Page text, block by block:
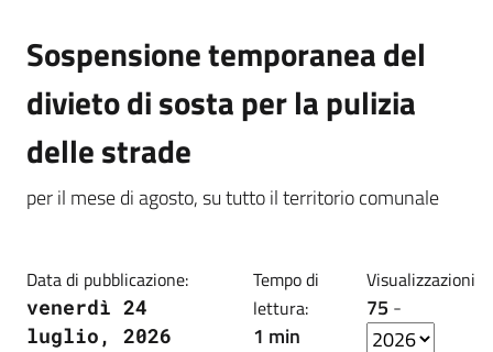
Sospensione temporanea del
divieto di sosta per la pulizia
delle strade
per il mese di agosto, su tutto il territorio comunale
Data di pubblicazione:
venerdì 24
luglio, 2026
Tempo di
lettura:
1 min
Visualizzazioni
75 -